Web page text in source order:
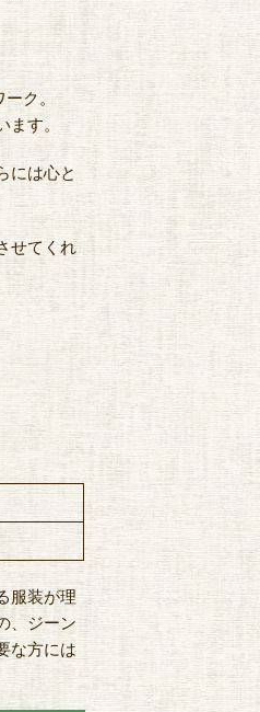
ク。
す。
には心と
せてくれ
服装が理
、ジーン
な方には